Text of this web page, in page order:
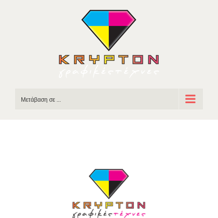
Μετάβαση σε ...